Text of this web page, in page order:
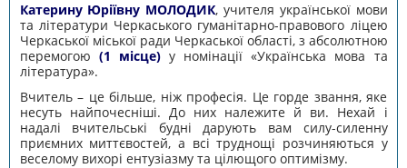
Катерину Юріївну МОЛОДИК, учителя української мови
та літератури Черкаського гуманітарно-правового ліцею
Черкаської міської ради Черкаської області, з абсолютною
перемогою (1 місце)у номінації «Українська мова та
література».
Вчитель – це більше, ніж професія. Це горде звання, яке
несуть найпочесніші. До них належите й ви. Нехай і
надалі вчительські будні дарують вам силу-силенну
приємних миттєвостей, а всі труднощі розчиняються у
веселому вихорі ентузіазму та цілющого оптимізму.